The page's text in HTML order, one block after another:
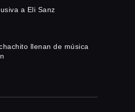
a Eli Sanz
llenan de música